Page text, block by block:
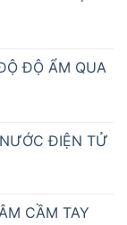
ĐỘ ẨM QUA
ĐIỆN TỬ
CẦM TAY